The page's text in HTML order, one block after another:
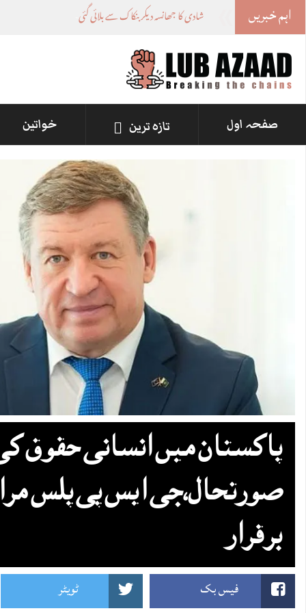
اہم خبریں شادی کا جھانسہ دیکر بنکاک سے بلائی گئی خاتون سے مبینہ زیادتی،
صفحہ اول تازہ ترین خواتین
پاکستان میں‌ انسانی حقوق
صورتحال،جی ایس پی پلس
برقرار
فیس بک ٹویٹر